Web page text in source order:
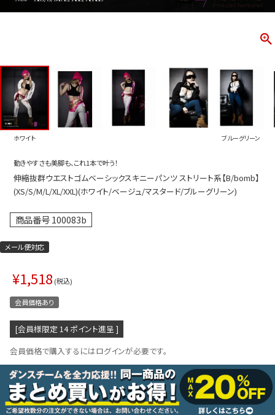
ス
ー
アップ
ース
インワン／サロペット
ラ・ニップレス
新作
トップス
ボトムス
ワンピース
ルームウ
コスプレ
クリスマス
ホワイト ブルーグリーン
動きやすさも美脚も、これ1本で叶う！
伸縮抜群ウエストゴムベーシックスキニーパンツ ストリート系【B/bomb】
(XS/S/M/L/XL/XXL)(ホワイト/ベージュ/マスタード/ブルーグリーン)
商品番号100083b
メール便対応
¥1,518 税込
会員価格あり
[会員様限定 14 ポイント進呈 ]
会員価格で購入するにはログインが必要です。